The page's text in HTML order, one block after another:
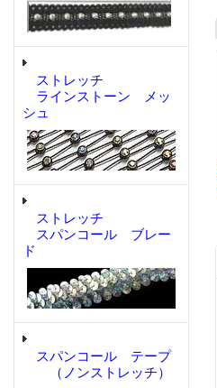
ストレッチ
ラインストーン メッ
シュ
ストレッチ
スパンコール ブレー
ド
スパンコール テープ
（ノンストレッチ）